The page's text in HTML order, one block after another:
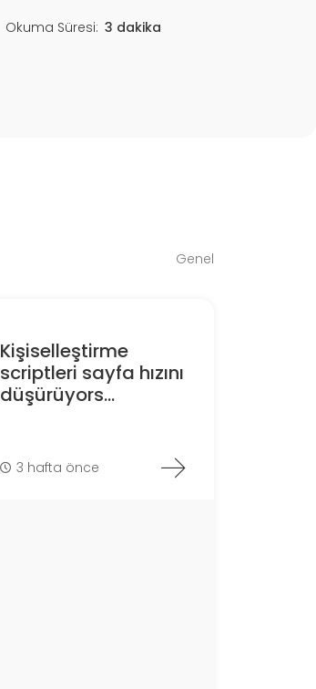
Okuma Süresi: 3 dakika
Genel
Kişiselleştirme
scriptleri sayfa hızını
düşürüyors...
3 hafta önce